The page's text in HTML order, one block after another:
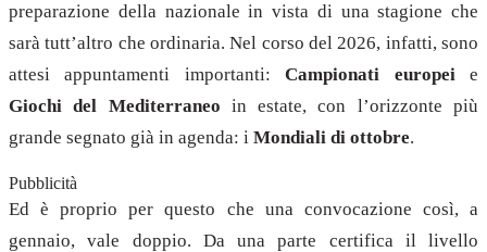
preparazione della nazionale in vista di una stagione che
sarà tutt’altro che ordinaria. Nel corso del 2026, infatti, sono
attesi appuntamenti importanti:Campionati europeie
Giochi del Mediterraneo in estate, con l’orizzonte più
grande segnato già in agenda: i Mondiali di ottobre.
Pubblicità
Ed è proprio per questo che una convocazione così, a
gennaio, vale doppio. Da una parte certifica il livello